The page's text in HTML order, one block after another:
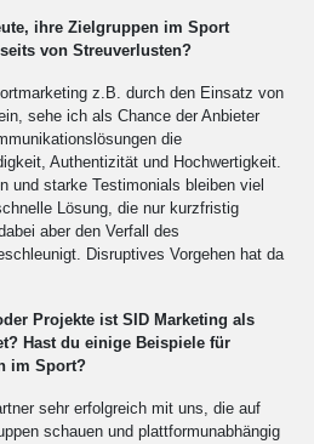
ihre Zielgruppen im Sport
von Streuverlusten?
z.B. durch den Einsatz von
sehe ich als Chance der Anbieter
die
Authentizität und Hochwertigkeit.
und starke Testimonials bleiben viel
Lösung, die nur kurzfristig
aber den Verfall des
Disruptives Vorgehen hat da
Projekte ist SID Marketing als
Hast du einige Beispiele für
im Sport?
sehr erfolgreich mit uns, die auf
schauen und plattformunabhängig